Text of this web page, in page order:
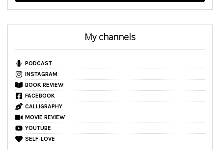
My channels
PODCAST
INSTAGRAM
BOOK REVIEW
FACEBOOK
CALLIGRAPHY
MOVIE REVIEW
YOUTUBE
SELF-LOVE